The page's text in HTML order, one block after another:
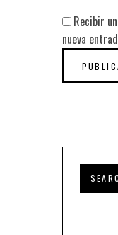
Recibir
nueva